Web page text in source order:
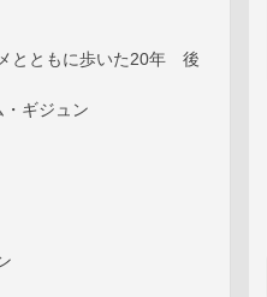
とともに歩いた20年 後
ギジュン